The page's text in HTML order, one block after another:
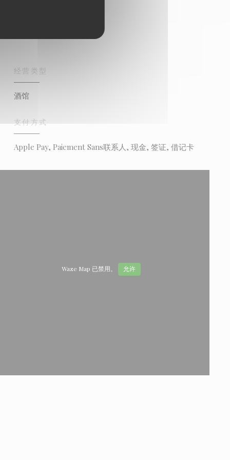
经营类型
酒馆
支付方式
Apple Pay, Paiement Sans联系人, 现金, 签证, 借记卡
Waze Map 已禁用。 允许